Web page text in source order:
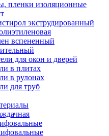
пленки изоляционные
экструдированный
вспененный
для окон и дверей
в плитах
в рулонах
для труб